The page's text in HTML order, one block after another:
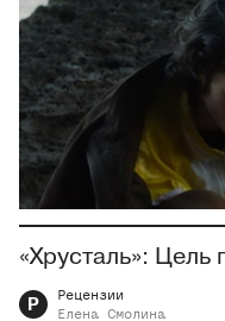
«Хрусталь»:
Р
Рецензии
Елена
Смолина